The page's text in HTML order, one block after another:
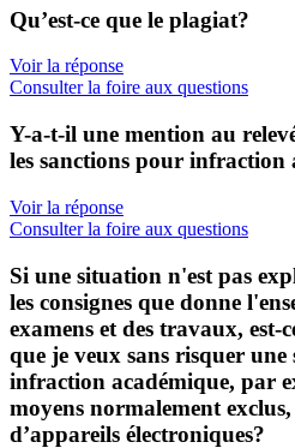
Qu’est-ce que le plagiat?
Voir la réponse
Consulter la foire aux questions
Y-a-t-il une mention au
les sanctions pour infraction
Voir la réponse
Consulter la foire aux questions
Si une situation n'est pas
les consignes que donne
examens et des travaux, est-
que je veux sans risquer
infraction académique, par
moyens normalement
d’appareils électroniques?